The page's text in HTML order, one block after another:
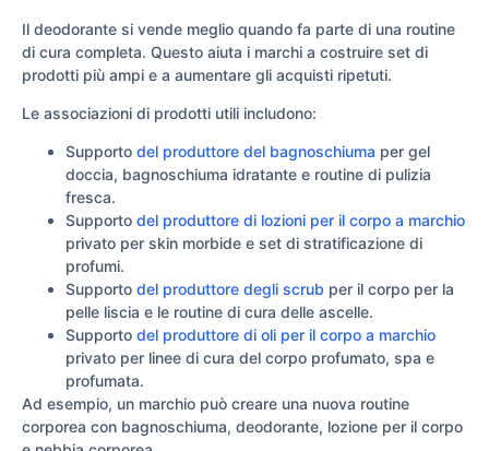
Il deodorante si vende meglio quando fa parte di una routine
di cura completa. Questo aiuta i marchi a costruire set di
prodotti più ampi e a aumentare gli acquisti ripetuti.
Le associazioni di prodotti utili includono:
Supporto del produttore del bagnoschiuma per gel
doccia, bagnoschiuma idratante e routine di pulizia
fresca.
Supporto del produttore di lozioni per il corpo a marchio
privato per skin morbide e set di stratificazione di
profumi.
Supporto del produttore degli scrub per il corpo per la
pelle liscia e le routine di cura delle ascelle.
Supporto del produttore di oli per il corpo a marchio
privato per linee di cura del corpo profumato, spa e
profumata.
Ad esempio, un marchio può creare una nuova routine
corporea con bagnoschiuma, deodorante, lozione per il corpo